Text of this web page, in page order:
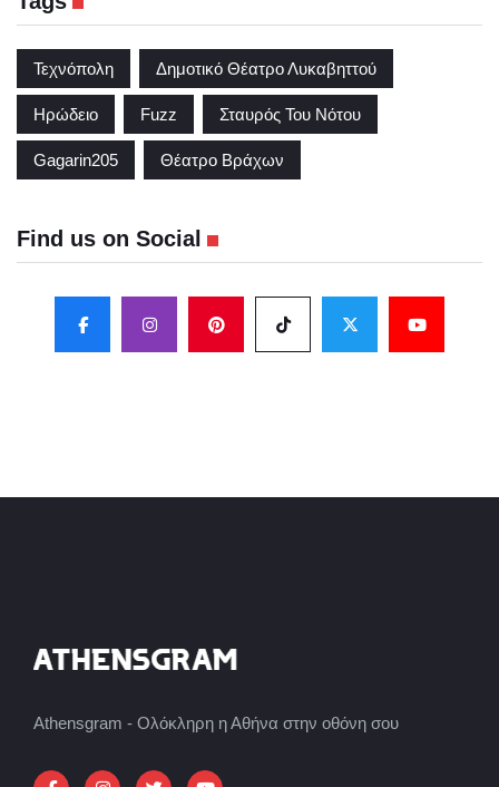
Τεχνόπολη Δημοτικό Θέατρο Λυκαβηττού
Ηρώδειο Fuzz Σταυρός Του Νότου
Gagarin205 Θέατρο Βράχων
Find us on Social
Athensgram - Ολόκληρη η Αθήνα στην οθόνη σου